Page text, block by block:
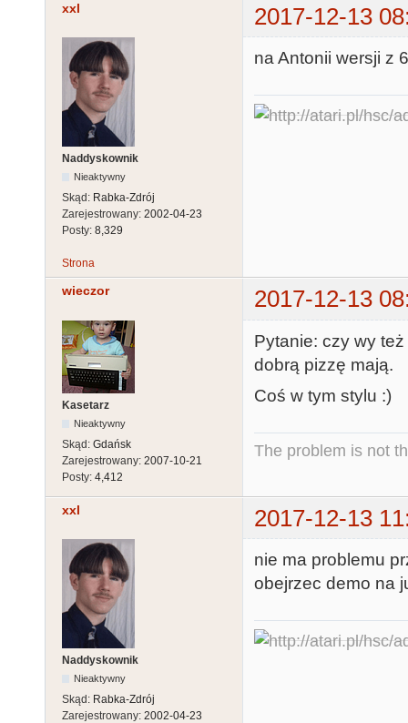
xxl 2017-12-13
Naddyskownik
Nieaktywny
Skąd: Rabka-Zdrój
Zarejestrowany: 2002-04-23
Posty: 8,329
na Antonii wersji z
Strona
wieczor 2017-12-13
Kasetarz
Nieaktywny
Skąd: Gdańsk
Zarejestrowany: 2007-10-21
Posty: 4,412
Pytanie: czy wy
dobrą pizzę mają.
Coś w tym stylu :)
The problem is not
xxl 2017-12-13
Naddyskownik
Nieaktywny
Skąd: Rabka-Zdrój
Zarejestrowany: 2002-04-23
nie ma problemu
obejrzec demo na